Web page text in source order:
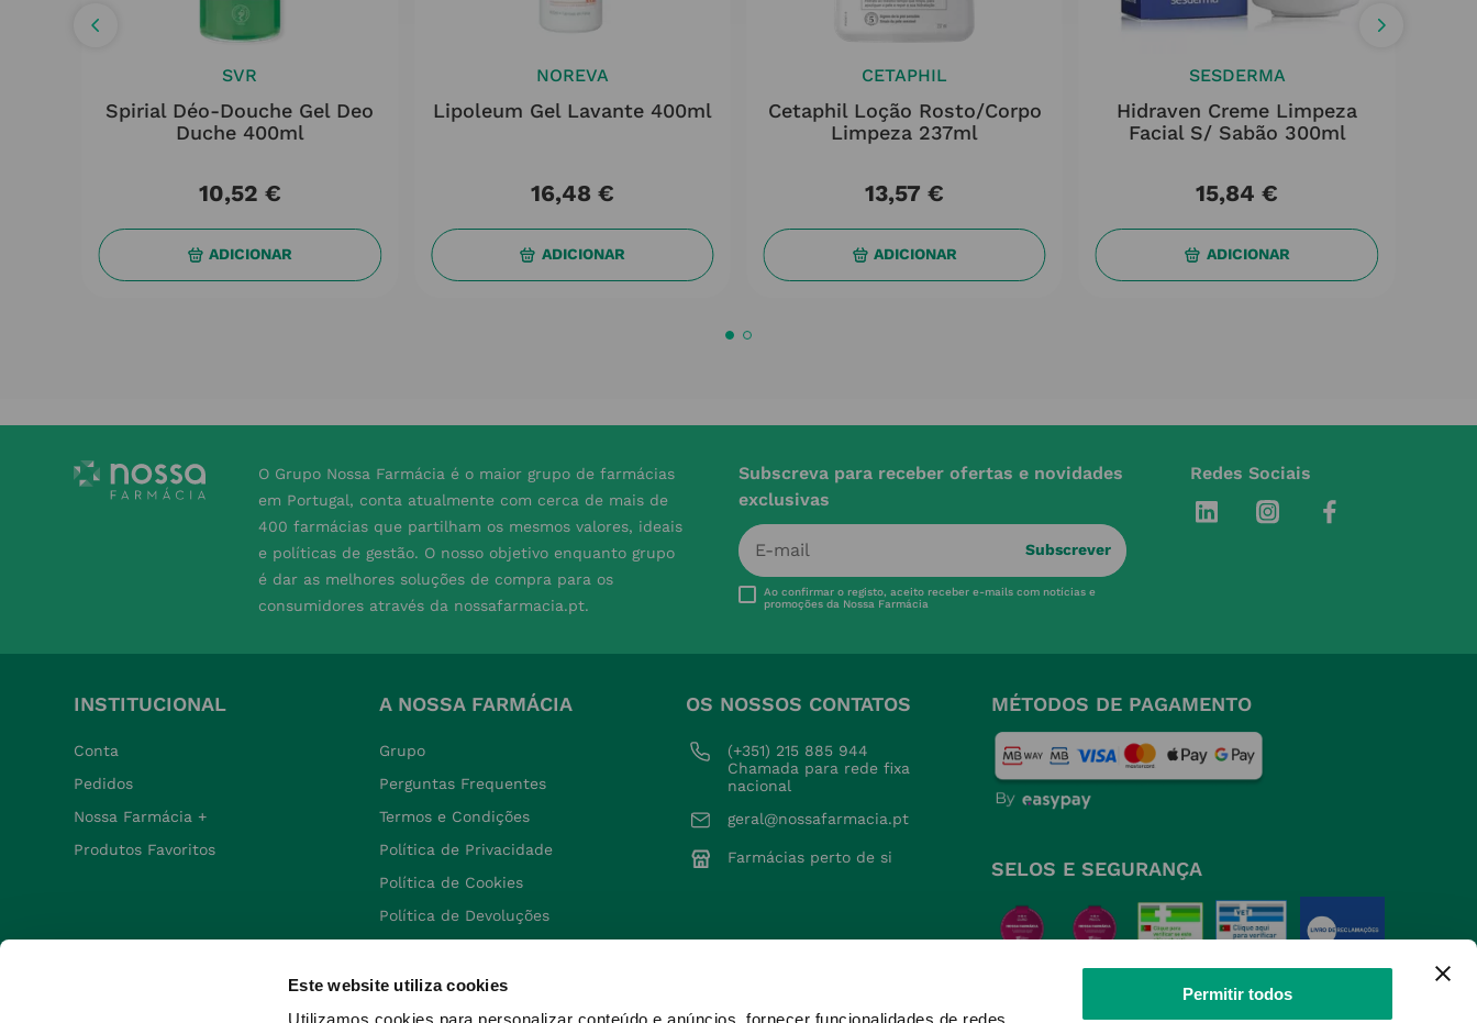
Este website utiliza cookies
Permitir todos
SVR
Spirial Déo-Douche Gel Deo
Duche 400ml
10,52 €
ADICIONAR
NOREVA
Lipoleum Gel Lavante 400ml
16,48 €
ADICIONAR
CETAPHIL
Cetaphil Loção Rosto/corpo
Limpeza 237ml
13,57 €
ADICIONAR
SESDERMA
Hidraven Creme Limpeza
Facial S/ Sabão 300ml
15,84 €
ADICIONAR
O Grupo Nossa Farmácia é o maior grupo de farmácias
em Portugal, conta atualmente com cerca de mais de
400 farmácias que partilham os mesmos valores, ideais
e políticas de gestão. O nosso objetivo enquanto grupo
é dar as melhores soluções de compra para os
consumidores através da nossafarmacia.pt.
Subscreva para receber ofertas e novidades
exclusivas
Subscrever
Ao confirmar o registo, aceito receber e-mails com notícias e
promoções da Nossa Farmácia
Redes Sociais
INSTITUCIONAL
Conta
Pedidos
Nossa Farmácia +
Produtos Favoritos
A NOSSA FARMÁCIA
Grupo
Perguntas Frequentes
Termos e Condições
Política de Privacidade
Política de Cookies
Política de Devoluções
OS NOSSOS CONTATOS
(+351) 215 885 944
Chamada para rede fixa
nacional
geral@nossafarmacia.pt
Farmácias perto de si
MÉTODOS DE PAGAMENTO
SELOS E SEGURANÇA